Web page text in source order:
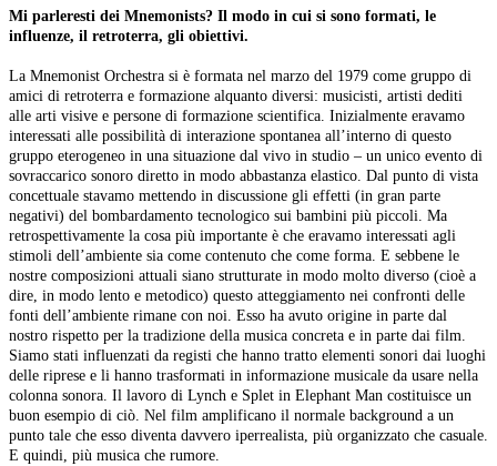
Mi parleresti dei Mnemonists? Il modo in cui si sono formati, le
influenze, il retroterra, gli obiettivi.
La Mnemonist Orchestra si è formata nel marzo del 1979 come gruppo di
amici di retroterra e formazione alquanto diversi: musicisti, artisti dediti
alle arti visive e persone di formazione scientifica. Inizialmente eravamo
interessati alle possibilità di interazione spontanea all’interno di questo
gruppo eterogeneo in una situazione dal vivo in studio – un unico evento di
sovraccarico sonoro diretto in modo abbastanza elastico. Dal punto di vista
concettuale stavamo mettendo in discussione gli effetti (in gran parte
negativi) del bombardamento tecnologico sui bambini più piccoli. Ma
retrospettivamente la cosa più importante è che eravamo interessati agli
stimoli dell’ambiente sia come contenuto che come forma. E sebbene le
nostre composizioni attuali siano strutturate in modo molto diverso (cioè a
dire, in modo lento e metodico) questo atteggiamento nei confronti delle
fonti dell’ambiente rimane con noi. Esso ha avuto origine in parte dal
nostro rispetto per la tradizione della musica concreta e in parte dai film.
Siamo stati influenzati da registi che hanno tratto elementi sonori dai luoghi
delle riprese e li hanno trasformati in informazione musicale da usare nella
colonna sonora. Il lavoro di Lynch e Splet in Elephant Man costituisce un
buon esempio di ciò. Nel film amplificano il normale background a un
punto tale che esso diventa davvero iperrealista, più organizzato che casuale.
E quindi, più musica che rumore.